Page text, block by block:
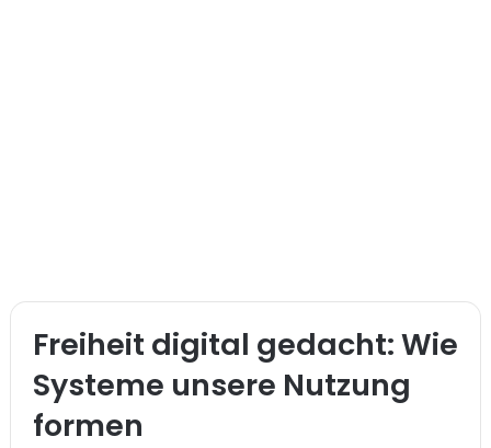
Freiheit digital gedacht: Wie
Systeme unsere Nutzung
formen